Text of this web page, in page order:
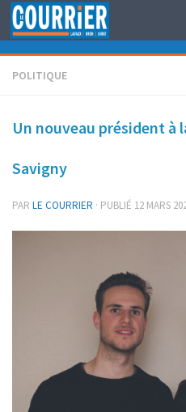
Au dessous du contenu
POLITIQUE
Un nouveau président à
Savigny
PAR LE COURRIER · PUBLIÉ 12 MARS